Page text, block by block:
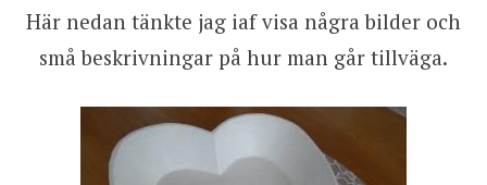
Här nedan tänkte jag iaf visa några bilder och
små beskrivningar på hur man går tillväga.